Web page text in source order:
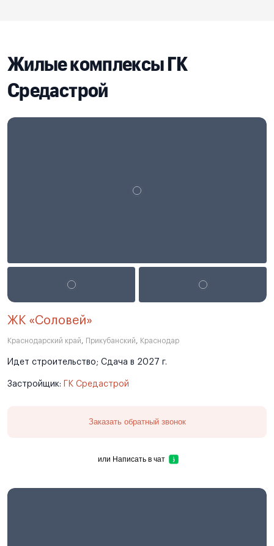
Жилые комплексы ГК
Средастрой
ЖК «Соловей»
Краснодарский край, Прикубанский, Краснодар
Идет строительство; Сдача в 2027 г.
Застройщик: ГК Средастрой
Заказать обратный звонок
или Написать в чат